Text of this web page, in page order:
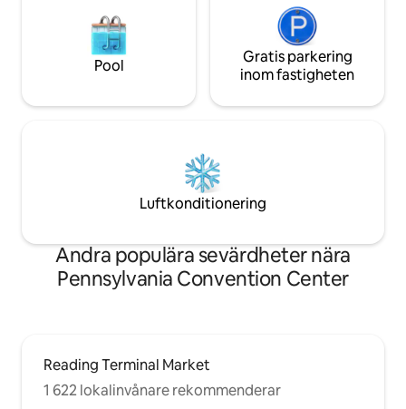
Pool
Gratis parkering
inom fastigheten
Luftkonditionering
Andra populära sevärdheter nära
Pennsylvania Convention Center
Reading Terminal Market
1 622 lokalinvånare rekommenderar